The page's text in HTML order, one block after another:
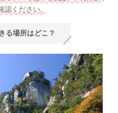
ください。
る場所はどこ？